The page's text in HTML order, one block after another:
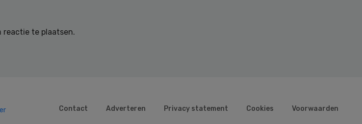
reactie te plaatsen.
Contact Adverteren Privacy statement Cookies Voorwaarden